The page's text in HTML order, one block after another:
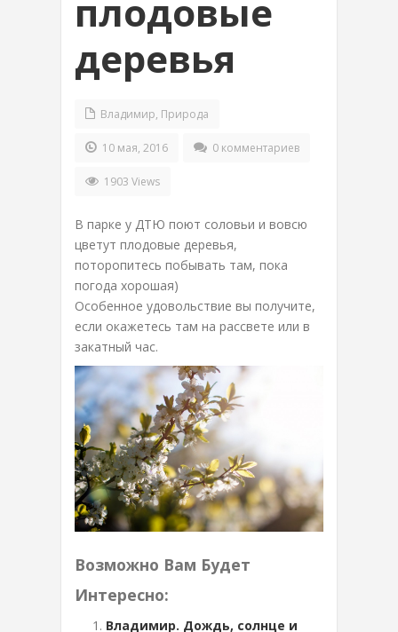
плодовые
деревья
Владимир, Природа
10 мая, 2016 0 комментариев
1903 Views
В парке у ДТЮ поют соловьи и вовсю
цветут плодовые деревья,
поторопитесь побывать там, пока
погода хорошая)
Особенное удовольствие вы получите,
если окажетесь там на рассвете или в
закатный час.
Возможно Вам Будет
Интересно:
Владимир. Дождь, солнце и